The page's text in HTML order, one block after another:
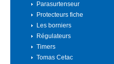
Parasurtenseur
Protecteurs fiche
Les borniers
Régulateurs
Timers
Tomas Cetac